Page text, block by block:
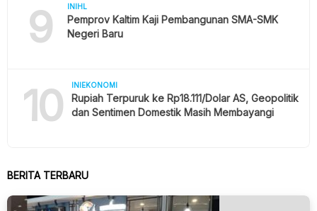
9 INIHL
Pemprov Kaltim Kaji Pembangunan SMA-SMK
Negeri Baru
10 INIEKONOMI
Rupiah Terpuruk ke Rp18.111/Dolar AS, Geopolitik
dan Sentimen Domestik Masih Membayangi
BERITA TERBARU